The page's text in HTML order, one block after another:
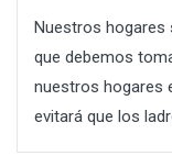
Nuestros hogares
que debemos
nuestros hogares
evitará que los